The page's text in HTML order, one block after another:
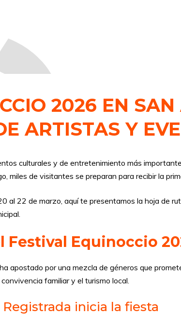
2026 EN
ARTISTAS Y
culturales y de entretenimiento más
miles de visitantes se preparan para recibir la
al 22 de marzo, aquí te presentamos la hoja de
Festival Equinoccio
apostado por una mezcla de géneros que
familiar y el turismo local.
inicia la fiesta